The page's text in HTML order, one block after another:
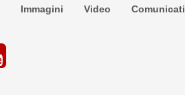
Immagini Video Comunicati